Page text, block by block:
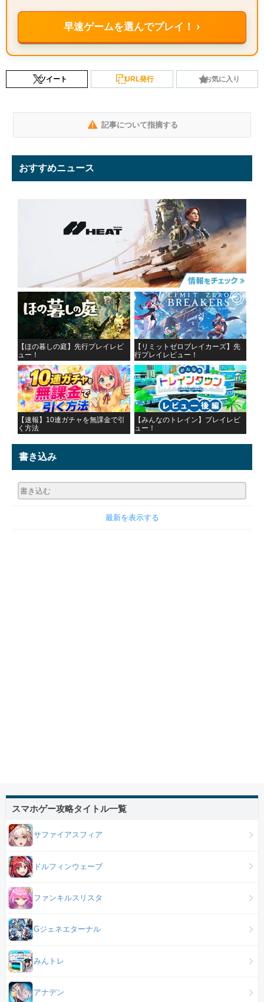
早速ゲームを選んでプレイ！ ›
ツイート URL発行 お気に入り
記事について指摘する
おすすめニュース
【ほの暮しの庭】先行プレイレビ
ュー！
【リミットゼロブレイカーズ】先
行プレイレビュー！
【速報】10連ガチャを無課金で引
く方法
【みんなのトレイン】プレイレビ
ュー！
書き込み
最新を表示する
スマホゲー攻略タイトル一覧
サファイアスフィア
ドルフィンウェーブ
ファンキルスリスタ
Gジェネエターナル
みんトレ
アナデン